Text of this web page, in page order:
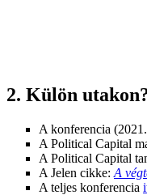
2. Külön
A konferencia
A Political Capital
A Political Capital
A Jelen cikke: A
A teljes konferencia